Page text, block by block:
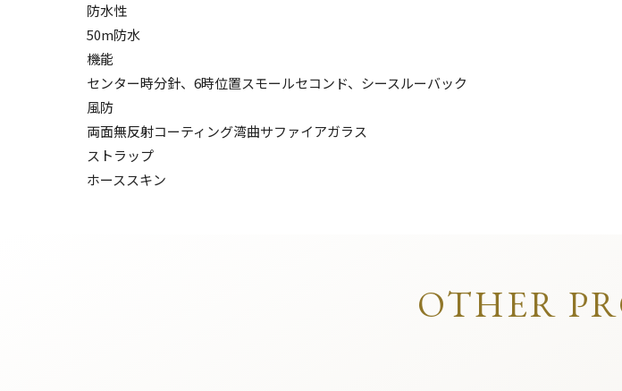
防水性
50m防水
機能
センター時分針、6時位置スモールセコンド、シースルーバック
風防
両面無反射コーティング湾曲サファイアガラス
ストラップ
ホーススキン
OTHER